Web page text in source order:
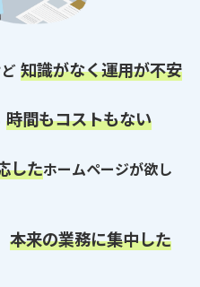
知識がなく運用が不安
時間もコストもない
したホームページが欲し
本来の業務に集中した